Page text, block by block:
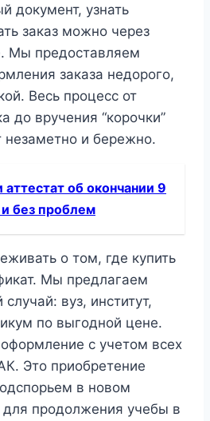
документ, узнать
заказ можно через
Мы предоставляем
заказа недорого,
Весь процесс от
до вручения “корочки”
незаметно и бережно.
об окончании 9
и без проблем
о том, где купить
Мы предлагаем
вуз, институт,
по выгодной цене.
с учетом всех
Это приобретение
в новом
продолжения учебы в